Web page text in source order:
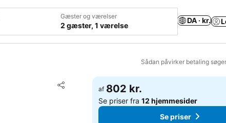
Gæster og værelser
2 gæster, 1 værelse
DA · kr.
Sådan påvirker betaling
Del
Føj til favoritter
af 802 kr.
Se priser fra12 hjemmesider
Se priser